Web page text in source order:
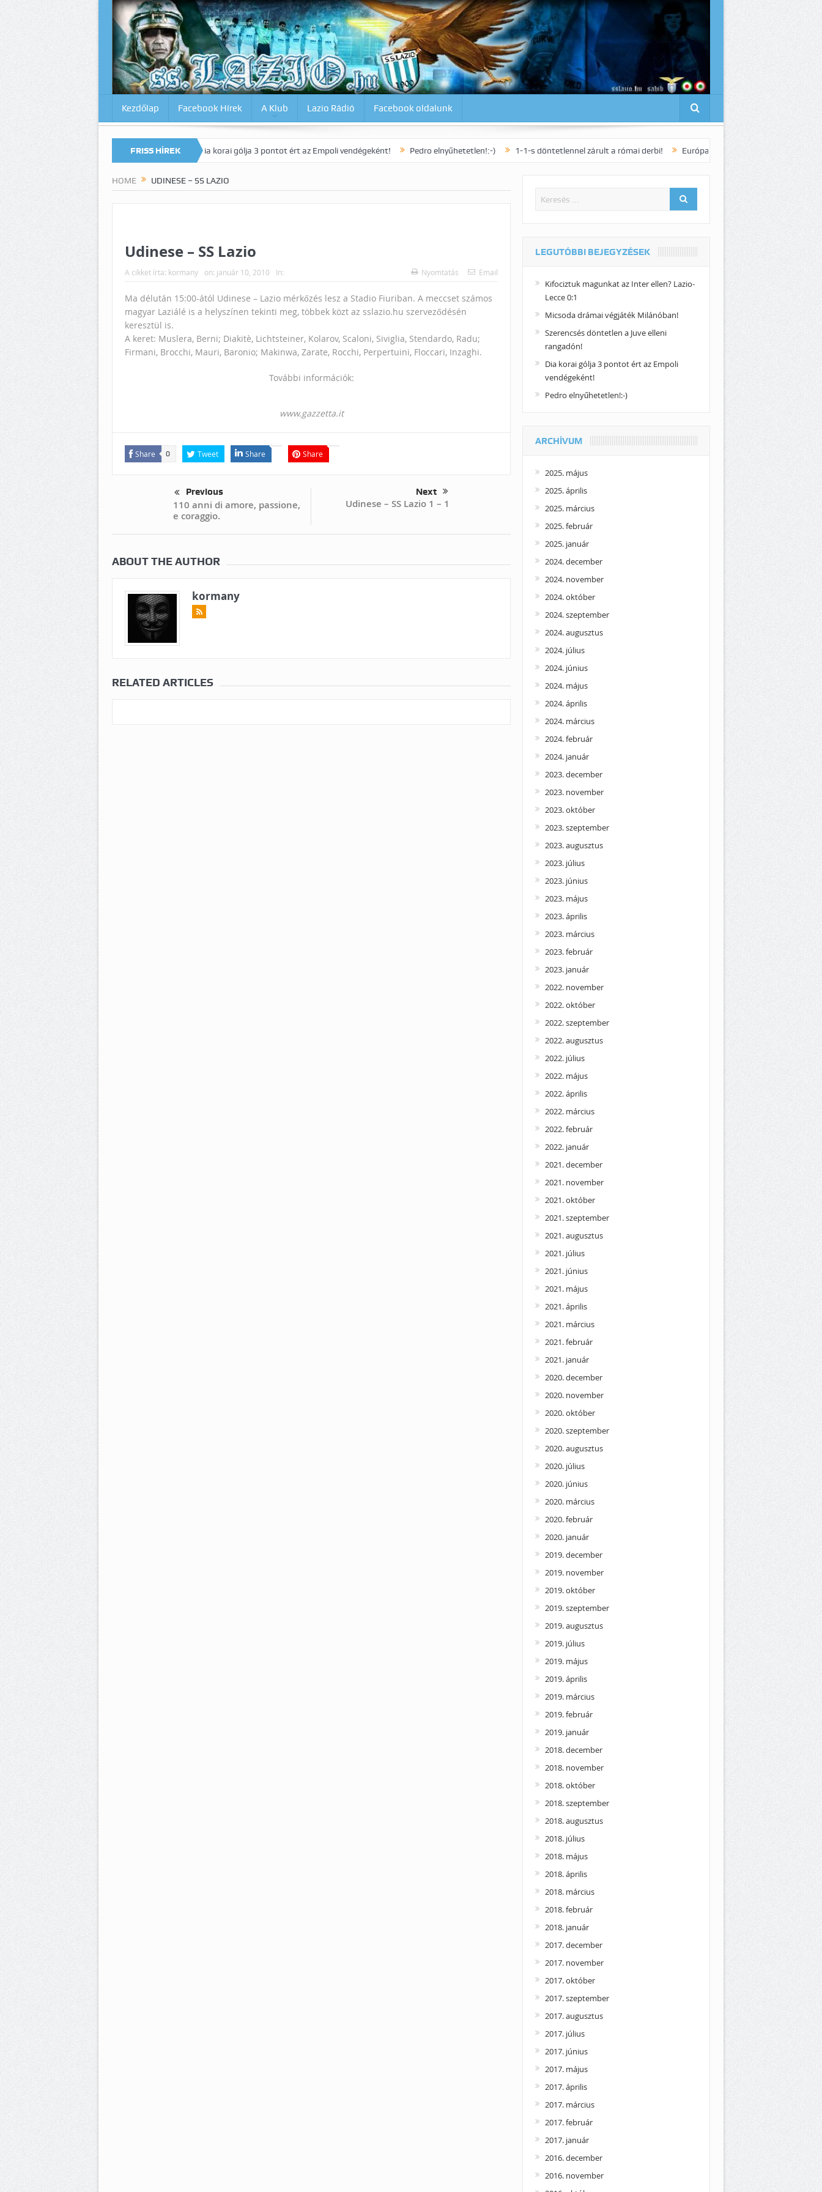
Kezdőlap Facebook Hírek A Klub Lazio Rádió Facebook oldalunk
FRISS HÍREK
döntetlen a Juve elleni rangadón! Dia korai gólja 3 pontot ért az Empoli vendégeként! Pedro elnyűhetetlen!:-) 1-1-s döntetlennel zárult a római derbi! Európa Liga: Meglegyintett a kiesés szele
HOME UDINESE – SS LAZIO
Udinese – SS Lazio
A cikket írta: kormany on: január 10, 2010 In: Nyomtatás Email
Ma délután 15:00-ától Udinese – Lazio mérkőzés lesz a Stadio Fiuriban. A meccset számos
magyar Laziálé is a helyszínen tekinti meg, többek közt az sslazio.hu szerveződésén
keresztül is.
A keret: Muslera, Berni; Diakitè, Lichtsteiner, Kolarov, Scaloni, Siviglia, Stendardo, Radu;
Firmani, Brocchi, Mauri, Baronio; Makinwa, Zarate, Rocchi, Perpertuini, Floccari, Inzaghi.
További információk:
www.gazzetta.it
Share 0 Tweet Share Share
Previous
110 anni di amore, passione,
e coraggio.
Next
Udinese – SS Lazio 1 – 1
ABOUT THE AUTHOR
kormany
RELATED ARTICLES
LEGUTÓBBI BEJEGYZÉSEK
Kifociztuk magunkat az Inter ellen? Lazio-
Lecce 0:1
Micsoda drámai végjáték Milánóban!
Szerencsés döntetlen a Juve elleni
rangadón!
Dia korai gólja 3 pontot ért az Empoli
vendégeként!
Pedro elnyűhetetlen!:-)
ARCHÍVUM
2025. május
2025. április
2025. március
2025. február
2025. január
2024. december
2024. november
2024. október
2024. szeptember
2024. augusztus
2024. július
2024. június
2024. május
2024. április
2024. március
2024. február
2024. január
2023. december
2023. november
2023. október
2023. szeptember
2023. augusztus
2023. július
2023. június
2023. május
2023. április
2023. március
2023. február
2023. január
2022. november
2022. október
2022. szeptember
2022. augusztus
2022. július
2022. május
2022. április
2022. március
2022. február
2022. január
2021. december
2021. november
2021. október
2021. szeptember
2021. augusztus
2021. július
2021. június
2021. május
2021. április
2021. március
2021. február
2021. január
2020. december
2020. november
2020. október
2020. szeptember
2020. augusztus
2020. július
2020. június
2020. március
2020. február
2020. január
2019. december
2019. november
2019. október
2019. szeptember
2019. augusztus
2019. július
2019. május
2019. április
2019. március
2019. február
2019. január
2018. december
2018. november
2018. október
2018. szeptember
2018. augusztus
2018. július
2018. május
2018. április
2018. március
2018. február
2018. január
2017. december
2017. november
2017. október
2017. szeptember
2017. augusztus
2017. július
2017. június
2017. május
2017. április
2017. március
2017. február
2017. január
2016. december
2016. november